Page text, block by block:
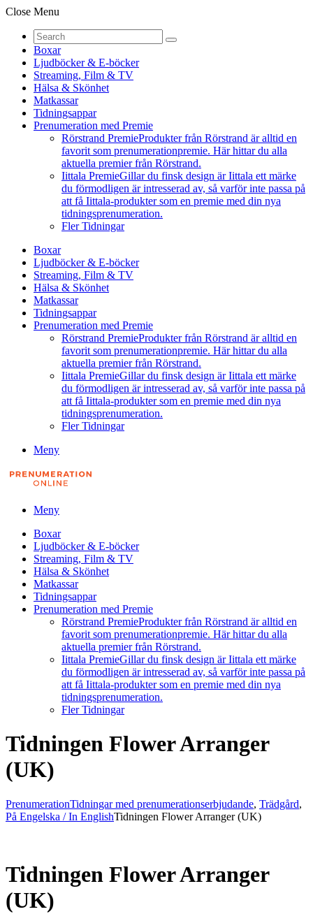
Close Menu
Boxar
Ljudböcker & E-böcker
Streaming, Film & TV
Hälsa & Skönhet
Matkassar
Tidningsappar
Prenumeration med Premie
Rörstrand PremieProdukter från Rörstrand är alltid en
favorit som prenumerationpremie. Här hittar du alla
aktuella premier från Rörstrand.
Iittala PremieGillar du finsk design är Iittala ett märke
du förmodligen är intresserad av, så varför inte passa på
att få Iittala-produkter som en premie med din nya
tidningsprenumeration.
Fler Tidningar
Boxar
Ljudböcker & E-böcker
Streaming, Film & TV
Hälsa & Skönhet
Matkassar
Tidningsappar
Prenumeration med Premie
Rörstrand PremieProdukter från Rörstrand är alltid en
favorit som prenumerationpremie. Här hittar du alla
aktuella premier från Rörstrand.
Iittala PremieGillar du finsk design är Iittala ett märke
du förmodligen är intresserad av, så varför inte passa på
att få Iittala-produkter som en premie med din nya
tidningsprenumeration.
Fler Tidningar
Meny
Meny
Boxar
Ljudböcker & E-böcker
Streaming, Film & TV
Hälsa & Skönhet
Matkassar
Tidningsappar
Prenumeration med Premie
Rörstrand PremieProdukter från Rörstrand är alltid en
favorit som prenumerationpremie. Här hittar du alla
aktuella premier från Rörstrand.
Iittala PremieGillar du finsk design är Iittala ett märke
du förmodligen är intresserad av, så varför inte passa på
att få Iittala-produkter som en premie med din nya
tidningsprenumeration.
Fler Tidningar
Tidningen Flower Arranger
(UK)
PrenumerationTidningar med prenumerationserbjudande, Trädgård,
På Engelska / In EnglishTidningen Flower Arranger (UK)
Tidningen Flower Arranger
(UK)